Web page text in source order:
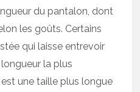
du pantalon, dont
les goûts. Certains
qui laisse entrevoir
la plus
une taille plus longue